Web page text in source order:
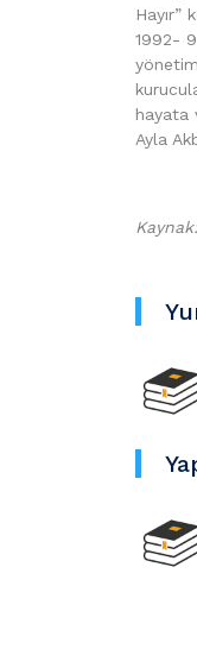
Hayır”
1992-
hayata
Ayla